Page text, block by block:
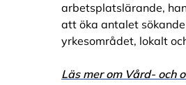
arbetsplatslärande,
att öka antalet
yrkesområdet, lokalt
Läs mer om Vård- och